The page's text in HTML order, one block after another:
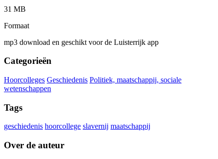
31 MB
Formaat
mp3 download en geschikt voor de Luisterrijk app
Categorieën
Hoorcolleges Geschiedenis Politiek, maatschappij, sociale
wetenschappen
Tags
geschiedenis hoorcollege slavernij maatschappij
Over de auteur